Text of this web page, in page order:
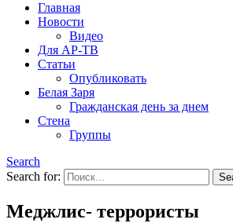
Главная
Новости
Видео
Для АР-ТВ
Статьи
Опубликовать
Белая Заря
Гражданская день за днем
Стена
Группы
Search
Search for:
Меджлис- террористы